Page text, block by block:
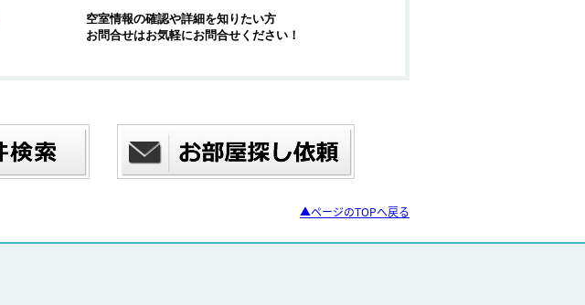
空室情報の確認や詳細を知りたい方
お問合せはお気軽にお問合せください！
▲ページのTOPへ戻る